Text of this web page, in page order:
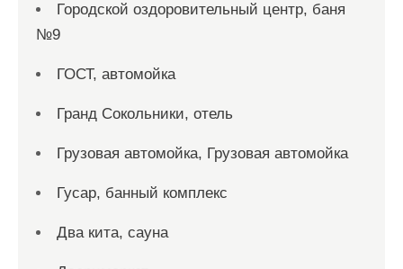
Городской оздоровительный центр, баня
№9
ГОСТ, автомойка
Гранд Сокольники, отель
Грузовая автомойка, Грузовая автомойка
Гусар, банный комплекс
Два кита, сауна